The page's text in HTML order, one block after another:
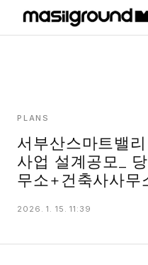
PROJECTS
MASILWIDE
PLANS
서부산스마트밸
사업 설계공모_
무소+건축사사무
2026. 1. 15. 11:39